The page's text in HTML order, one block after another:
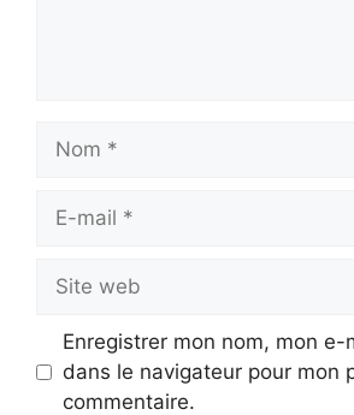
mail
web
Enregistrer mon nom, mon e-
dans le navigateur pour mon
commentaire.